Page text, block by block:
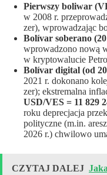
Pierwszy boliwar
w 2008 r.
zer), wprowadzając
Bolívar soberano
wprowadzono nową
w kryptowalucie
Bolívar digital (od
2021 r. dokonano
zer); ekstremalna
USD/VES = 11 829
roku deprecjacja
polityczne (m.in.
2026 r.) chwilowo
CZYTAJ DALEJ